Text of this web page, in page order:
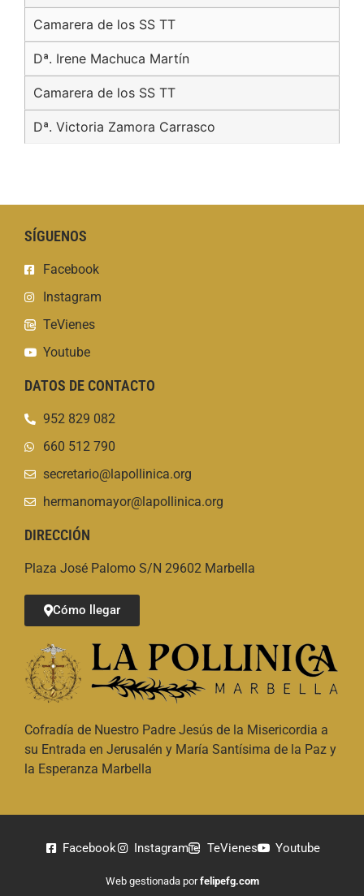
Camarera de los SS TT
Dª. Irene Machuca Martín
Camarera de los SS TT
Dª. Victoria Zamora Carrasco
SÍGUENOS
Facebook
Instagram
TeVienes
Youtube
DATOS DE CONTACTO
952 829 082
660 512 790
secretario@lapollinica.org
hermanomayor@lapollinica.org
DIRECCIÓN
Plaza José Palomo S/N 29602 Marbella
Cómo llegar
Cofradía de Nuestro Padre Jesús de la Misericordia a
su Entrada en Jerusalén y María Santísima de la Paz y
la Esperanza Marbella
Facebook Instagram TeVienes Youtube
Web gestionada porfelipefg.com